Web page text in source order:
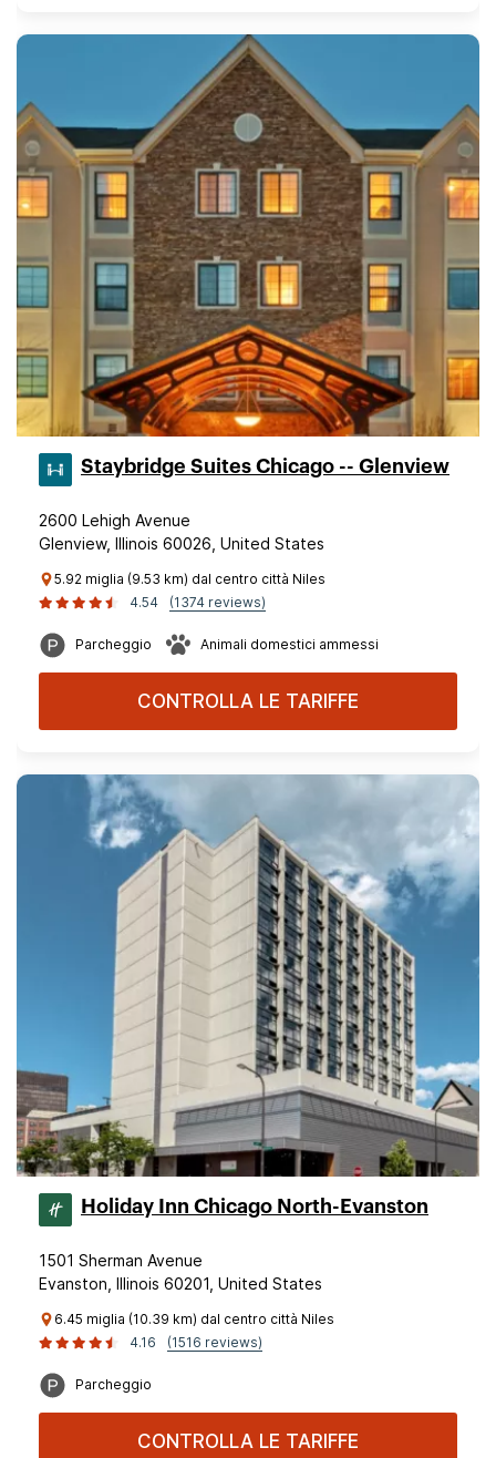
Staybridge Suites Chicago -- Glenview
2600 Lehigh Avenue
Glenview, Illinois 60026, United States
5.92 miglia (9.53 km) dal centro città Niles
4.54
(1374 reviews)
Parcheggio Animali domestici ammessi
CONTROLLA LE TARIFFE
Holiday Inn Chicago North-Evanston
1501 Sherman Avenue
Evanston, Illinois 60201, United States
6.45 miglia (10.39 km) dal centro città Niles
4.16
(1516 reviews)
Parcheggio
CONTROLLA LE TARIFFE